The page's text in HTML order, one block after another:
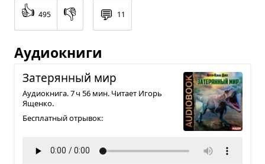
👍 495 👎 💬 11
Аудиокниги
Зате­рян­ный мир
Аудиокнига. 7 ч 56 мин. Читает Игорь
Ященко.
Бесплатный отрывок: